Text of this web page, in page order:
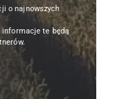
o najnowszych
te będą